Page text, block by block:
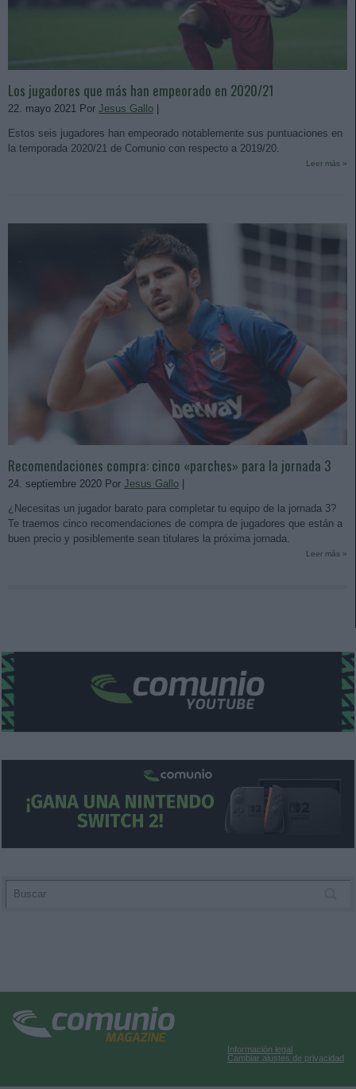
Los jugadores que más han empeorado en 2020/21
22. mayo 2021 Por Jesus Gallo
Estos seis jugadores han empeorado notablemente sus puntuaciones en
la temporada 2020/21 de Comunio con respecto a 2019/20.
Leer más »
Recomendaciones compra: cinco «parches» para la jornada 3
24. septiembre 2020 Por Jesus Gallo
¿Necesitas un jugador barato para completar tu equipo de la jornada 3?
Te traemos cinco recomendaciones de compra de jugadores que están a
buen precio y posiblemente sean titulares la próxima jornada.
Leer más »
Información legal
Cambiar ajustes de privacidad